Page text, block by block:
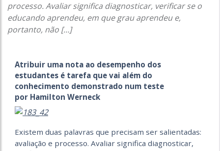
processo. Avaliar significa diagnosticar, verificar se o
educando aprendeu, em que grau aprendeu e,
portanto, não […]
Atribuir uma nota ao desempenho dos
estudantes é tarefa que vai além do
conhecimento demonstrado num teste
por Hamilton Werneck
Existem duas palavras que precisam ser salientadas:
avaliação e processo. Avaliar significa diagnosticar,